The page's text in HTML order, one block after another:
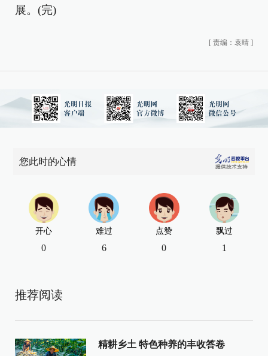
展。(完)
[ 责编：袁晴 ]
您此时的心情
开心
0
难过
6
点赞
0
飘过
1
推荐阅读
精耕乡土 特色种养的丰收答卷